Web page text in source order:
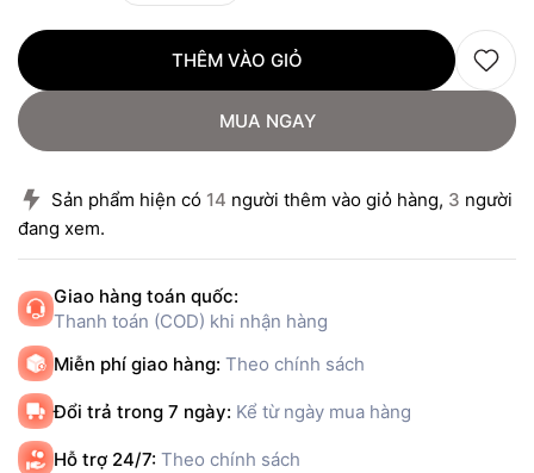
THÊM VÀO GIỎ
MUA NGAY
Sản phẩm hiện có 14 người thêm vào giỏ hàng, 3 người
đang xem.
Giao hàng toán quốc:
Thanh toán (COD) khi nhận hàng
Miễn phí giao hàng: Theo chính sách
Đổi trả trong 7 ngày: Kể từ ngày mua hàng
Hỗ trợ 24/7: Theo chính sách